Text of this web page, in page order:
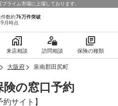
ライム市場に上場しております。
件数約76万件突破
月時点
来店相談 訪問相談 保険の種類
大阪府 泉南郡田尻町
の窓口予約
サイト】